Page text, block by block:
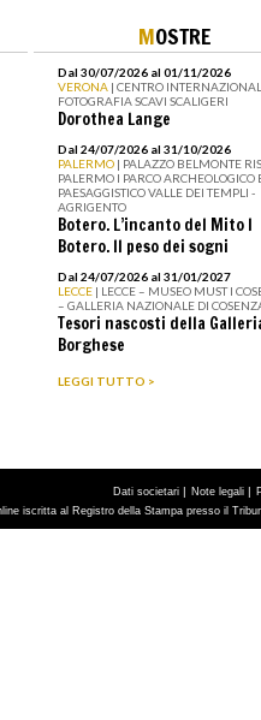
MOSTRE
Dal 30/07/2026 al 01/11/2026
VERONA | CENTRO
FOTOGRAFIA SCAVI SCALIGERI
Dorothea Lange
Dal 24/07/2026 al 31/10/2026
PALERMO | PALAZZO BELMONTE
PALERMO I PARCO ARCHEOLOGICO
PAESAGGISTICO VALLE DEI TEMPLI -
AGRIGENTO
Botero. L’incanto del Mito I
Botero. Il peso dei sogni
Dal 24/07/2026 al 31/01/2027
LECCE | LECCE – MUSEO MUST I
– GALLERIA NAZIONALE DI
Tesori nascosti della
Borghese
LEGGI TUTTO >
Dati societari | Note legali |
iscritta al Registro della Stampa presso il